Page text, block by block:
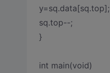
y=sq.data[sq.top];
sq.top--;
}
int main(void)